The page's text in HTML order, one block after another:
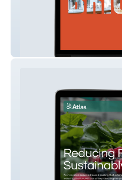
Bricolage, Inc